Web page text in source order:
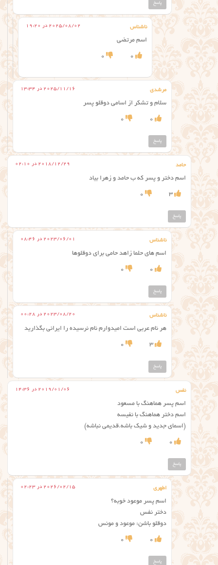
پاسخ
ناشناس 2025/08/02 در 19:20
اسم مرتضی
0
0
مرشدی 2025/11/16 در 13:34
سلام و تشکر از اسامی دوقلو پسر
0
0
پاسخ
حامد 2018/12/29 در 02:10
اسم دختر و پسر که ب حامد و زهرا بیاد
3
0
پاسخ
ناشناس 2023/06/01 در 08:46
اسم های حلما زاهد حامي برای دوقلوها
0
0
پاسخ
ناشناس 2023/08/20 در 00:28
هر نام عربی است امیدوارم نام نرسیده را ایرانی بگذارید
3
0
پاسخ
نفس 2019/01/06 در 14:36
اسم پسر هماهنگ با مسعود
اسم دختر هماهنگ با نفیسه
(اسمای جدید و شیک باشه.قدیمی نباشه)
0
0
پاسخ
اطهری 2026/02/15 در 02:23
اسم پسر موعود خوبه؟
دختر نفس
دوقلو باشن: موعود و مونس
0
0
پاسخ